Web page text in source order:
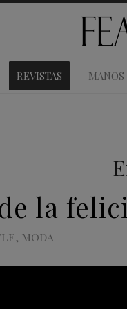
REVISTAS
la
, MODA